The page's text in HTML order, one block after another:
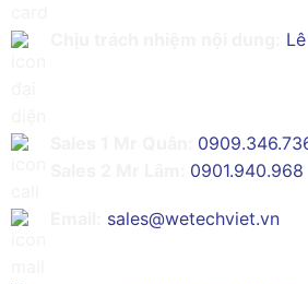
0901.940.968
sales@wetechviet.vn